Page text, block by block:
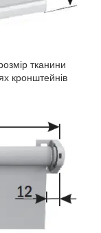
тканини
кронштейнів